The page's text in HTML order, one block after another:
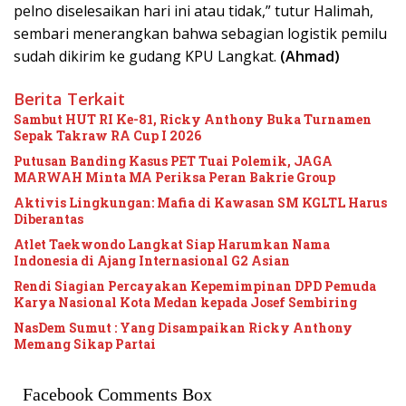
pelno diselesaikan hari ini atau tidak,” tutur Halimah,
sembari menerangkan bahwa sebagian logistik pemilu
sudah dikirim ke gudang KPU Langkat. (Ahmad)
Berita Terkait
Sambut HUT RI Ke-81, Ricky Anthony Buka Turnamen
Sepak Takraw RA Cup I 2026
Putusan Banding Kasus PET Tuai Polemik, JAGA
MARWAH Minta MA Periksa Peran Bakrie Group
Aktivis Lingkungan: Mafia di Kawasan SM KGLTL Harus
Diberantas
Atlet Taekwondo Langkat Siap Harumkan Nama
Indonesia di Ajang Internasional G2 Asian
Rendi Siagian Percayakan Kepemimpinan DPD Pemuda
Karya Nasional Kota Medan kepada Josef Sembiring
NasDem Sumut : Yang Disampaikan Ricky Anthony
Memang Sikap Partai
Facebook Comments Box